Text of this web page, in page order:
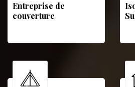
Entreprise de
couverture